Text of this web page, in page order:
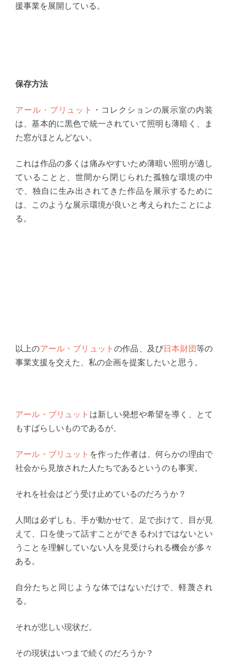
援事業を展開している。
保存方法
アール・ブリュット
・コレクションの展示室の内装
は、基本的に黒色で統一されていて照明も薄暗く、ま
た窓がほとんどない。
これは作品の多くは痛みやすいため薄暗い照明が適し
ていることと、世間から閉じられた孤独な環境の中
で、独自に生み出されてきた作品を展示するために
は、このような展示環境が良いと考えられたことによ
る。
以上のアール・ブリュットの作品、及び日本財団等の
事業支援を交えた、私の企画を提案したいと思う。
アール・ブリュット は新しい発想や希望を導く、とて
もすばらしいものであるが、
アール・ブリュット を作った作者は、何らかの理由で
社会から見放された人たちであるというのも事実。
それを社会はどう受け止めているのだろうか？
人間は必ずしも、手が動かせて、足で歩けて、目が見
えて、口を使って話すことができるわけではないとい
うことを理解していない人を見受けられる機会が多々
ある。
自分たちと同じような体ではないだけで、軽蔑され
る。
それが悲しい現状だ。
その現状はいつまで続くのだろうか？